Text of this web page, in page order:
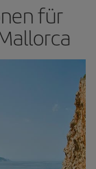
für